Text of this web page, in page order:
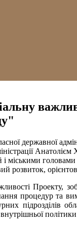
державної
міськими
Проекту,
процедур та
підрозділів
політики